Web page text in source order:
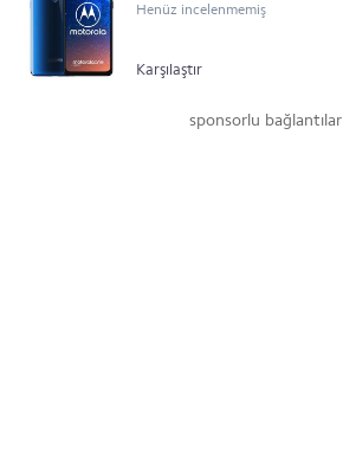
Henüz incelenmemiş
Karşılaştır
sponsorlu bağlantılar